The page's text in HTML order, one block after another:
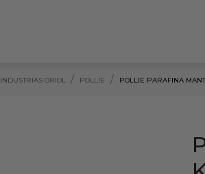
INDUSTRIAS ORIOL POLLIE POLLIE PARAFINA